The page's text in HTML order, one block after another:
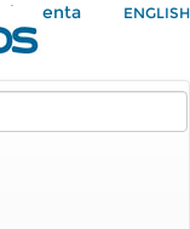
Mi Cuenta ENGLISH